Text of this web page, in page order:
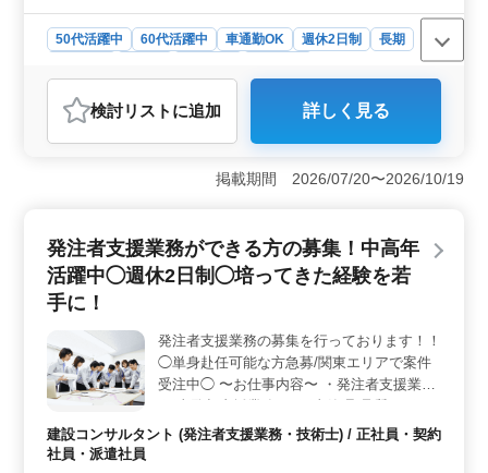
50代活躍中 60代活躍中 車通勤OK 週休2日制
長期
調理師・調理補助・スタッフ
おすすめポイント
＜勤務条件の柔軟性＞ 週休2日制で、平日に休みが取れ
るシフト制を採用しています。プライベートの時間も大
切にしながら働けます。車通勤も可能で、通勤に関する
様な雇用形態を用意しており、ライフスタイルに合わせ
て働き方を選択できます。長期的なキャリア形成にもつ
ながります。 ＜中高年活躍中＞ 中高年層が活躍中
の店舗でのお仕事です。経験者募集、ブランクがある方
も歓迎の求人です。経験を活かしたい方や、再び調理の
仕事にチャレンジしたい方に適した求人です。
検討リスト に追加 詳しく見る
掲載期間 2026/07/20〜2026/10/19
発注者支援業務ができる方の募集！中高年
活躍中◯週休2日制◯培ってきた経験を若
手に！
発注者支援業務の募集を行っております！！
◯単身赴任可能な方急募/関東エリアで案件
受注中◯ 〜お仕事内容〜 ・発注者支援業務
(工事監督支援業務) ・工事管理(品質・工
程・安全)、施工計画、積算、設計変更 ・図
建設コンサルタント (発注者支援業務・技術士) / 正社員・契約
社員・派遣社員